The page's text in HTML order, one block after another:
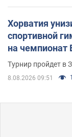
Хорватия
спортивной
на чемпионат
Турнир пройдет в
8.08.2026 09:51